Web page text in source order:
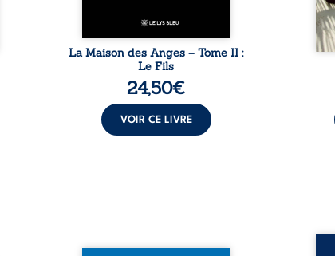
La Maison des Anges – Tome II :
Le Fils
24,50€
VOIR CE LIVRE